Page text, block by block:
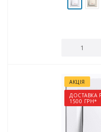
АКЦІЯ
ДОСТАВКА
1500 ГРН*